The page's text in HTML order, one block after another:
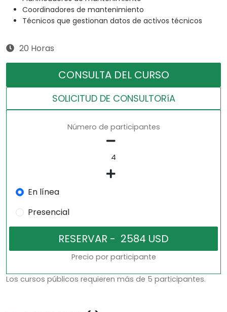
Coordinadores de mantenimiento
Técnicos que gestionan datos de activos técnicos
20 Horas
CONSULTA DEL CURSO
SOLICITUD DE CONSULTORíA
Número de participantes
En línea
Presencial
Precio por participante
Los cursos públicos requieren más de 5 participantes.